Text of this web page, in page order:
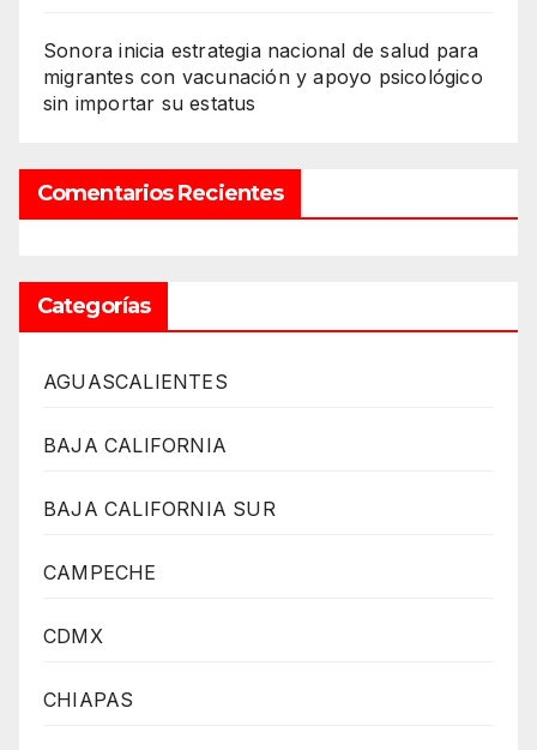
Sonora inicia estrategia nacional de salud para
migrantes con vacunación y apoyo psicológico
sin importar su estatus
Comentarios Recientes
Categorías
AGUASCALIENTES
BAJA CALIFORNIA
BAJA CALIFORNIA SUR
CAMPECHE
CDMX
CHIAPAS